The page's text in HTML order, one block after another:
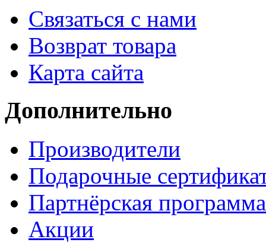
Связаться с нами
Возврат товара
Карта сайта
Дополнительно
Производители
Подарочные
Партнёрская программа
Акции